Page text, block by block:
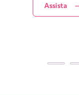
Assista